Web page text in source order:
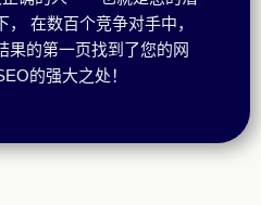
在数百个竞争对手中，
果的第一页找到了您的网
的强大之处！